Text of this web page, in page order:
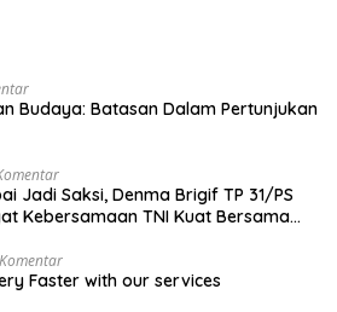
Budaya: Batasan Dalam Pertunjukan
Jadi Saksi, Denma Brigif TP 31/PS
Kebersamaan TNI Kuat Bersama
Faster with our services